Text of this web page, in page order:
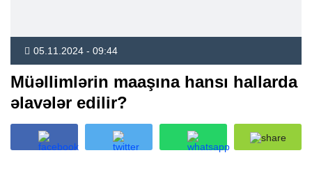
05.11.2024 - 09:44
Müəllimlərin maaşına hansı hallarda
əlavələr edilir?